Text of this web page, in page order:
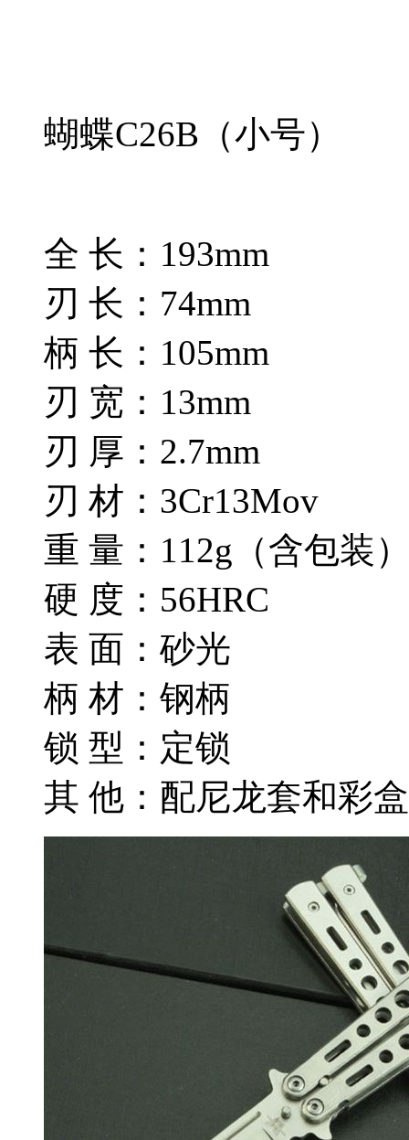
蝴蝶C26B（小号）
全 长：193mm
刃 长：74mm
柄 长：105mm
刃 宽：13mm
刃 厚：2.7mm
刃 材：3Cr13Mov
重 量：112g（含包装
硬 度：56HRC
表 面：砂光
柄 材：钢柄
锁 型：定锁
其 他：配尼龙套和彩盒